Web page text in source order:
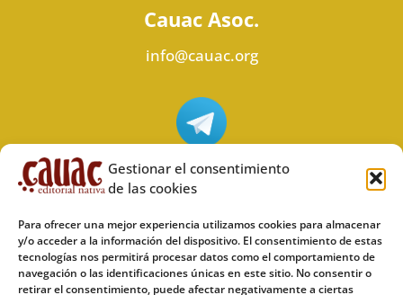
Gestionar el consentimiento
de las cookies
Para ofrecer una mejor experiencia utilizamos cookies para almacenar
y/o acceder a la información del dispositivo. El consentimiento de estas
tecnologías nos permitirá procesar datos como el comportamiento de
navegación o las identificaciones únicas en este sitio. No consentir o
retirar el consentimiento, puede afectar negativamente a ciertas
Cauac Asoc.
info@cauac.org
Síguenos en Telegram
Síguenos en Odysee